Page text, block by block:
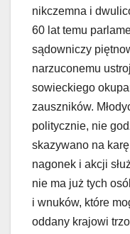
nikczemna i
60 lat temu
sądowniczy
narzuconemu
sowieckiego
zauszników.
politycznie, nie
skazywano na
nagonek i akcji
nie ma już tych
i wnuków, które
oddany krajowi